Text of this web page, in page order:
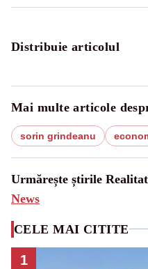
Distribuie articolul
Mai multe articole
sorin grindeanu
Urmărește știrile
News
CELE MAI CITITE
1